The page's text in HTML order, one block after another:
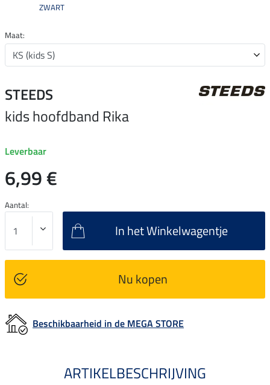
ZWART
Maat:
STEEDS
kids hoofdband Rika
Leverbaar
6,99 €
Aantal:
In het Winkelwagentje
Nu kopen
Beschikbaarheid in de MEGA STORE
ARTIKELBESCHRIJVING